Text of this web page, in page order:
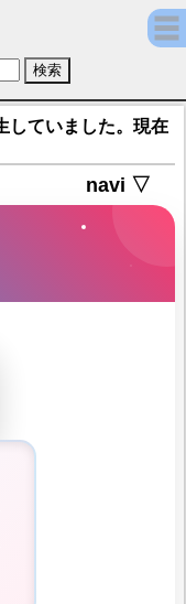
隆一)【アークナ
していました。現在
navi ▽